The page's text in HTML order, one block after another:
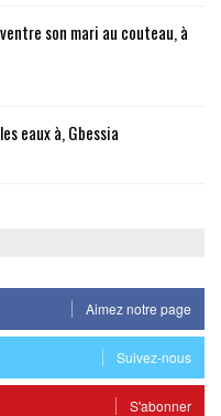
son mari au couteau, à
eaux à, Gbessia
Aimez notre page
Suivez-nous
S'abonner